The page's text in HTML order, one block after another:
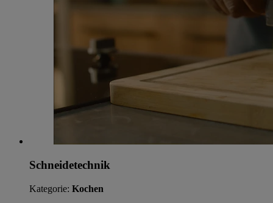
Schneidetechnik
Kategorie: Kochen